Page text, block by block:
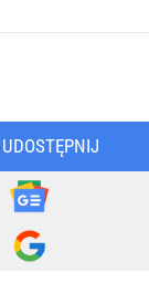
UDOSTĘPNIJ